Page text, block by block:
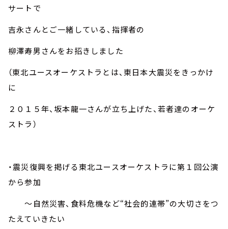
サートで
吉永さんとご一緒している、指揮者の
柳澤寿男さんをお招きしました
（東北ユースオーケストラとは、東日本大震災をきっかけ
に
２０１５年、坂本龍一さんが立ち上げた、若者達のオーケ
ストラ）
・震災復興を掲げる東北ユースオーケストラに第１回公演
から参加
～自然災害、食料危機など“社会的連帯”の大切さをつ
たえていきたい